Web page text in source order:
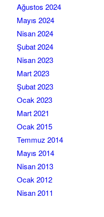
Ağustos 2024
Mayıs 2024
Nisan 2024
Şubat 2024
Nisan 2023
Mart 2023
Şubat 2023
Ocak 2023
Mart 2021
Ocak 2015
Temmuz 2014
Mayıs 2014
Nisan 2013
Ocak 2012
Nisan 2011